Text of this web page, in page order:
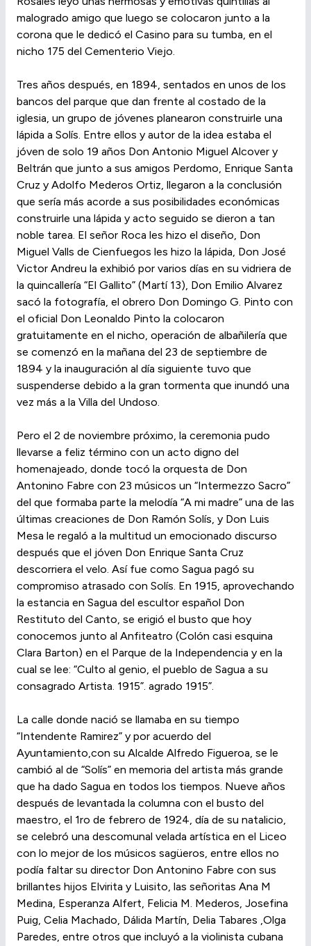
malogrado amigo que luego se colocaron junto a la
corona que le dedicó el Casino para su tumba, en el
nicho 175 del Cementerio Viejo.
Tres años después, en 1894, sentados en unos de los
bancos del parque que dan frente al costado de la
iglesia, un grupo de jóvenes planearon construirle una
lápida a Solís. Entre ellos y autor de la idea estaba el
jóven de solo 19 años Don Antonio Miguel Alcover y
Beltrán que junto a sus amigos Perdomo, Enrique Santa
Cruz y Adolfo Mederos Ortiz, llegaron a la conclusión
que sería más acorde a sus posibilidades económicas
construirle una lápida y acto seguido se dieron a tan
noble tarea. El señor Roca les hizo el diseño, Don
Miguel Valls de Cienfuegos les hizo la lápida, Don José
Victor Andreu la exhibió por varios días en su vidriera de
la quincallería “El Gallito” (Martí 13), Don Emilio Alvarez
sacó la fotografía, el obrero Don Domingo G. Pinto con
el oficial Don Leonaldo Pinto la colocaron
gratuitamente en el nicho, operación de albañilería que
se comenzó en la mañana del 23 de septiembre de
1894 y la inauguración al día siguiente tuvo que
suspenderse debido a la gran tormenta que inundó una
vez más a la Villa del Undoso.
Pero el 2 de noviembre próximo, la ceremonia pudo
llevarse a feliz término con un acto digno del
homenajeado, donde tocó la orquesta de Don
Antonino Fabre con 23 músicos un “Intermezzo Sacro”
del que formaba parte la melodía “A mi madre” una de las
últimas creaciones de Don Ramón Solís, y Don Luis
Mesa le regaló a la multitud un emocionado discurso
después que el jóven Don Enrique Santa Cruz
descorriera el velo. Así fue como Sagua pagó su
compromiso atrasado con Solís. En 1915, aprovechando
la estancia en Sagua del escultor español Don
Restituto del Canto, se erigió el busto que hoy
conocemos junto al Anfiteatro (Colón casi esquina
Clara Barton) en el Parque de la Independencia y en la
cual se lee: “Culto al genio, el pueblo de Sagua a su
consagrado Artista. 1915”. agrado 1915”.
La calle donde nació se llamaba en su tiempo
“Intendente Ramirez” y por acuerdo del
Ayuntamiento,con su Alcalde Alfredo Figueroa, se le
cambió al de “Solís” en memoria del artista más grande
que ha dado Sagua en todos los tiempos. Nueve años
después de levantada la columna con el busto del
maestro, el 1ro de febrero de 1924, día de su natalicio,
se celebró una descomunal velada artística en el Liceo
con lo mejor de los músicos sagüeros, entre ellos no
podía faltar su director Don Antonino Fabre con sus
brillantes hijos Elvirita y Luisito, las señoritas Ana M
Medina, Esperanza Alfert, Felicia M. Mederos, Josefina
Puig, Celia Machado, Dálida Martín, Delia Tabares ,Olga
Paredes, entre otros que incluyó a la violinista cubana